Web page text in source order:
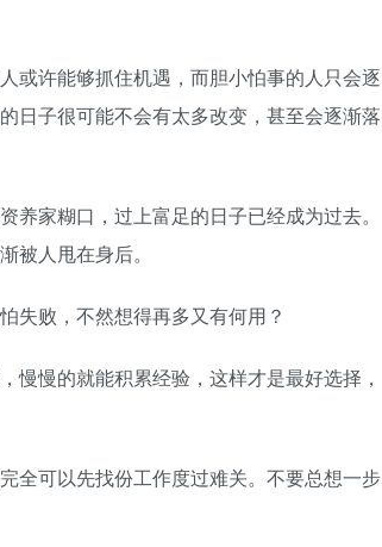
或许能够抓住机遇，而胆小怕事的人只会逐
日子很可能不会有太多改变，甚至会逐渐落
家糊口，过上富足的日子已经成为过去。
被人甩在身后。
失败，不然想得再多又有何用？
慢慢的就能积累经验，这样才是最好选择，
全可以先找份工作度过难关。不要总想一步